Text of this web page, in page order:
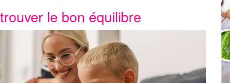
le bon équilibre